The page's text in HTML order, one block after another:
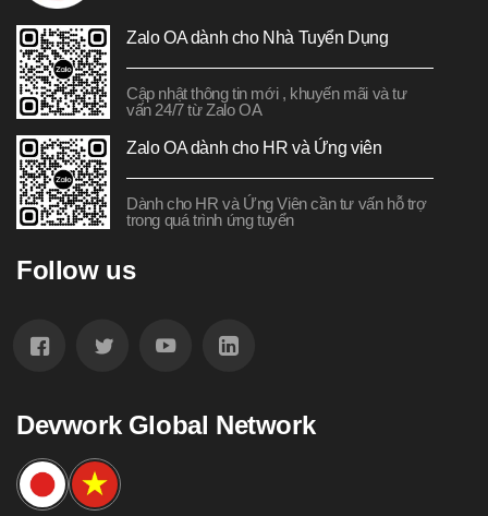
Zalo OA dành cho Nhà Tuyển Dụng
Cập nhật thông tin mới , khuyến mãi và tư
vấn 24/7 từ Zalo OA
Zalo OA dành cho HR và Ứng viên
Dành cho HR và Ứng Viên cần tư vấn hỗ trợ
trong quá trình ứng tuyển
Follow us
Devwork Global Network